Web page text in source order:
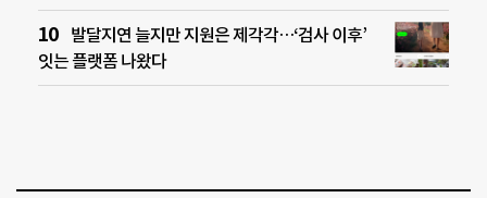
발달지연 늘지만 지원은 제각각…‘검사 이후’
잇는 플랫폼 나왔다